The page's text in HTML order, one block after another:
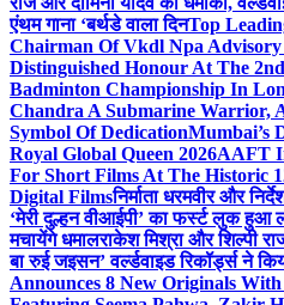
एंथम गाना ‘बर्थडे वाला दिनTop
Chairman Of Vkdl Npa Advisory
Distinguished Honour At The
Badminton Championship In
Chandra A Submarine Warrior,
Symbol Of DedicationMumbai’s
Royal Global Queen 2026AAFT
For Short Films At The Historic
Digital Filmsनिर्माता धरमवीर और
‘मेरी दुल्हन वीआईपी’ का फर्स्ट लुक
मचायेंगे धमालराकेश मिश्रा और शिल्पी
बा रुई जइसन’ वर्ल्डवाइड रिकॉर्ड्स ने
Announces 8 New Originals